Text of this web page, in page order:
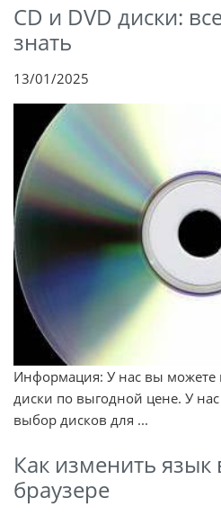
CD и DVD диски:
знать
13/01/2025
Информация: У нас вы можете
диски по выгодной цене. У
выбор дисков для ...
Как изменить язык
браузере